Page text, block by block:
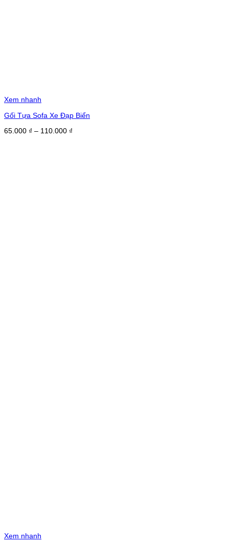
Xem nhanh
Gối Tựa Sofa Xe Đạp Biển
65.000 ₫ – 110.000 ₫
Xem nhanh